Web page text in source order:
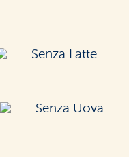
Senza Latte
Senza Uova